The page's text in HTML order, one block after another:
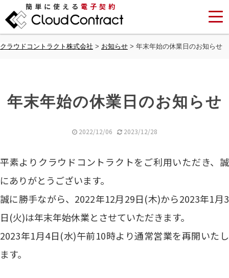
簡単に使える 電子契約
クラウドコントラクト株式会社 > お知らせ > 年末年始の休業日のお知らせ
年末年始の休業日のお知らせ
2022/12/06 2023/12/28
平素よりクラウドコントラクトをご利用いただき、誠
にありがとうございます。
誠に勝手ながら、2022年12月29日(木)から2023年1月3
日(火)は年末年始休業とさせていただきます。
2023年1月4日(水)午前10時より通常営業を再開いたし
ます。